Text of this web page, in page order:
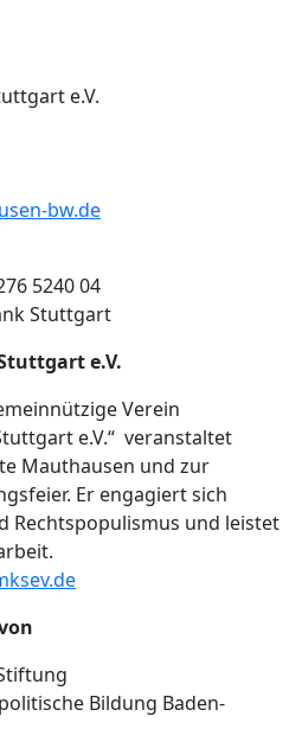
e.V.
bw.de
5240 04
Stuttgart
e.V.
Verein
e.V.“ veranstaltet
Mauthausen und zur
Er engagiert sich
Rechtspopulismus und leistet
Bildung Baden-